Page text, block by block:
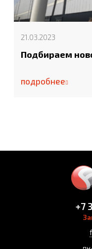
21.03.2023
Подбираем
подробнее
+7